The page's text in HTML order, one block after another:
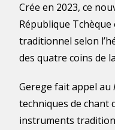
Crée en 2023, ce
République Tchèque
traditionnel selon
des quatre coins de
Gerege fait appel au
techniques de chant
instruments